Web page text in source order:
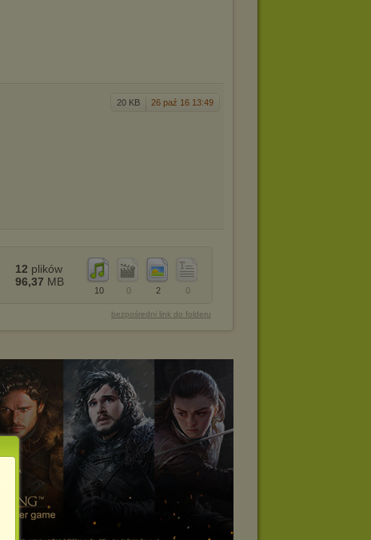
20 KB 26 paź 16 13:49
0
2
0
10
12 plików
96,37 MB
bezpośredni link do folderu